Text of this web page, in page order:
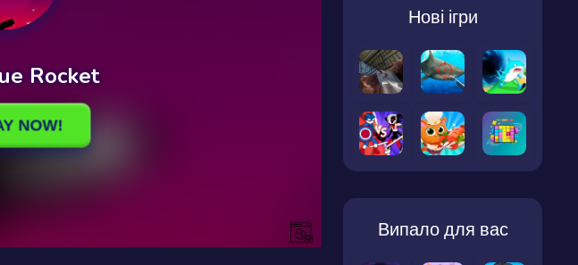
Нові ігри
Випало для вас